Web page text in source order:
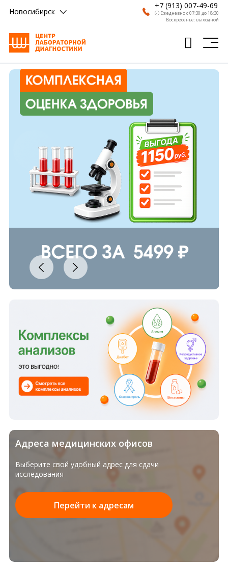
Новосибирск
+7 (913) 007-49-69
🕗 Ежедневно с 07:30 до 18:30
Воскресенье: выходной
Главная
Анализы
Получить результат
Пациентам
О компании
Партнерам
Адреса медицинских офисов
Выберите свой удобный адрес для сдачи
исследования
Перейти к адресам